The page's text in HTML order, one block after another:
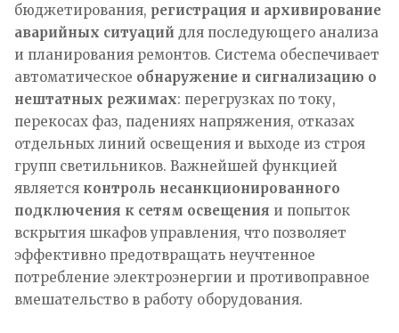
бюджетирования, регистрация и архивирование
аварийных ситуаций для последующего анализа
и планирования ремонтов. Система обеспечивает
автоматическое обнаружение и сигнализацию о
нештатных режимах: перегрузках по току,
перекосах фаз, падениях напряжения, отказах
отдельных линий освещения и выходе из строя
групп светильников. Важнейшей функцией
является контроль несанкционированного
подключения к сетям освещения и попыток
вскрытия шкафов управления, что позволяет
эффективно предотвращать неучтенное
потребление электроэнергии и противоправное
вмешательство в работу оборудования.​